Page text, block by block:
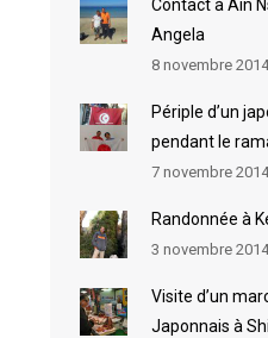
Contact à Ain
Angela
8 novembre
Périple d’un
pendant le
7 novembre
Randonnée à
3 novembre
Visite d’un
Japonnais à